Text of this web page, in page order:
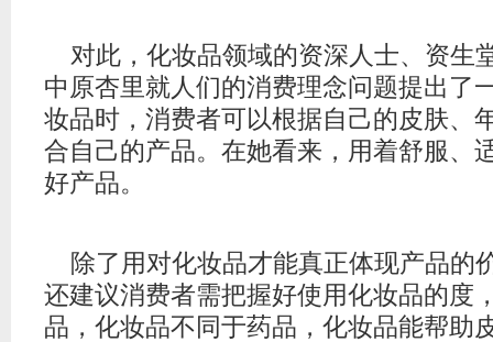
对此，化妆品领域的资深人士、资生
中原杏里就人们的消费理念问题提出了
妆品时，消费者可以根据自己的皮肤、
合自己的产品。在她看来，用着舒服、
好产品。
除了用对化妆品才能真正体现产品的
还建议消费者需把握好使用化妆品的度
品，化妆品不同于药品，化妆品能帮助